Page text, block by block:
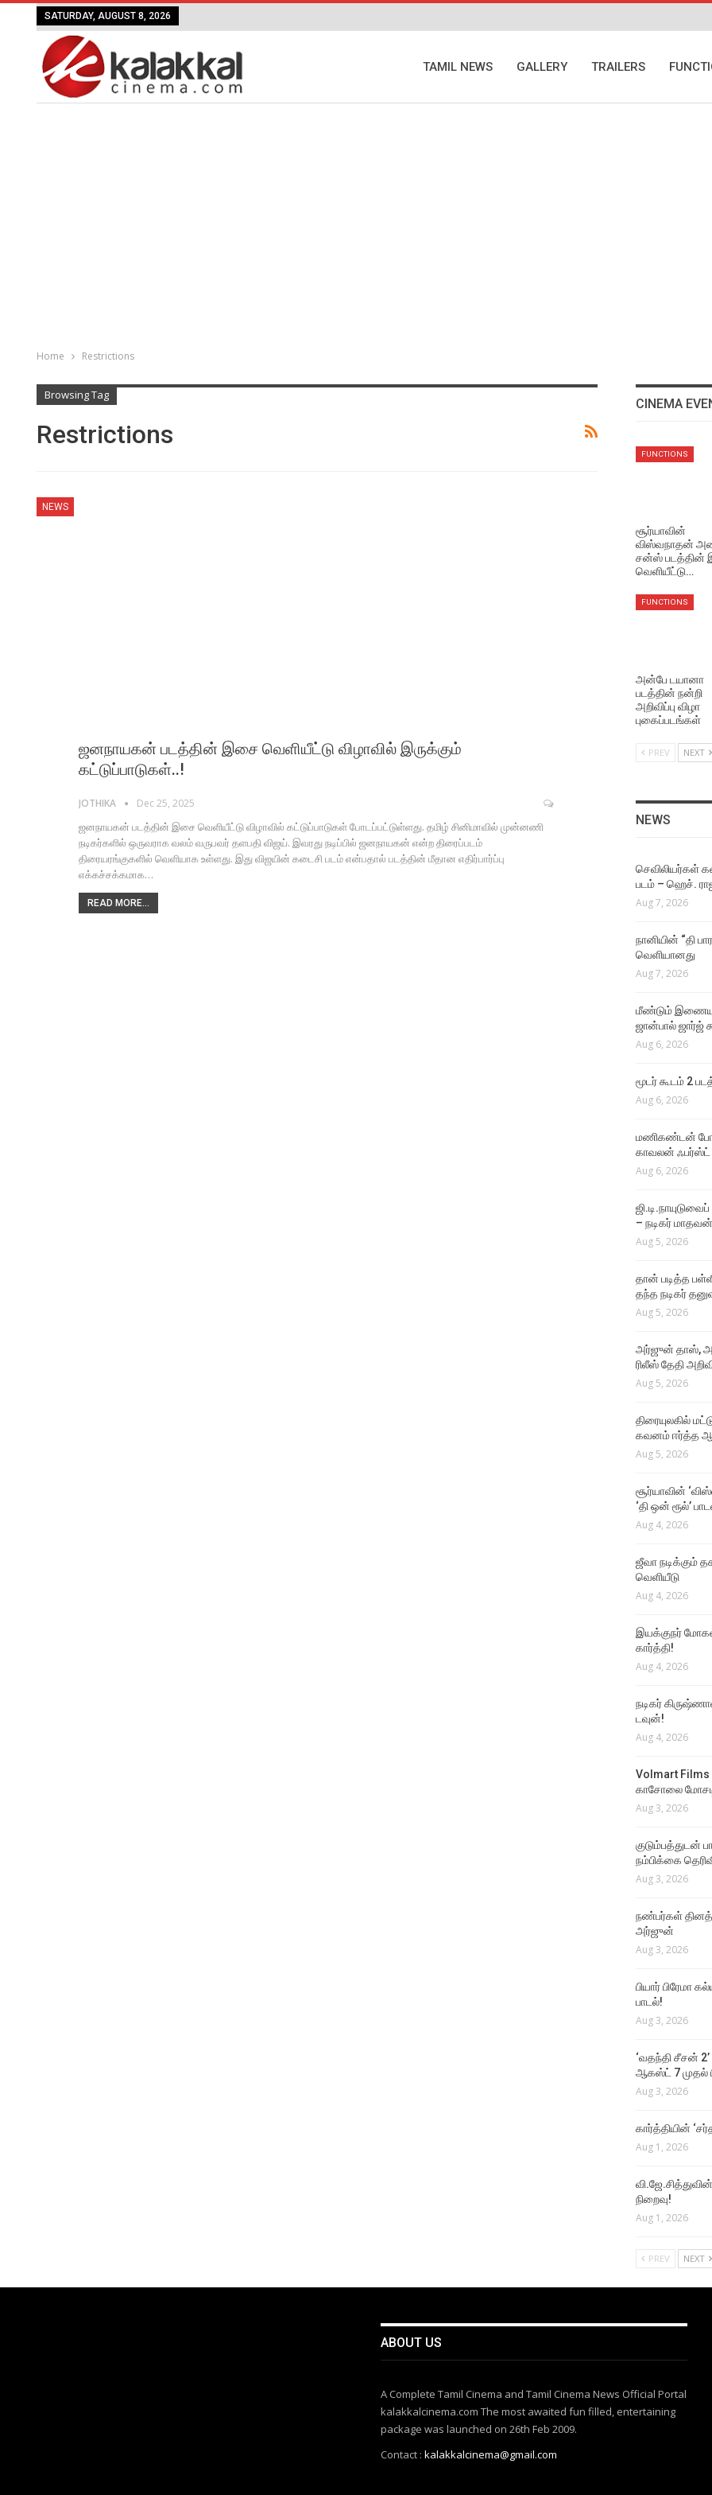
SATURDAY, AUGUST 8, 2026
TAMIL NEWS GALLERY TRAILERS
Home Restrictions
Browsing Tag
Restrictions
NEWS
ஜனநாயகன் படத்தின் இசை வெளியீட்டு விழாவில் இருக்கும்
கட்டுப்பாடுகள்..!
JOTHIKA Dec 25, 2025
ஜனநாயகன் படத்தின் இசை வெளியீட்டு விழாவில் கட்டுப்பாடுகள் போடப்பட்டுள்ளது. தமிழ் சினிமாவில் முன்னணி
நடிகர்களில் ஒருவராக வலம் வருபவர் தளபதி விஜய். இவரது நடிப்பில் ஜனநாயகன் என்ற திரைப்படம்
திரையரங்குகளில் வெளியாக உள்ளது. இது விஜயின் கடைசி படம் என்பதால் படத்தின் மீதான எதிர்பார்ப்பு
எக்கச்சக்கமாக…
READ MORE...
CINEMA
FUNCTIONS
சூர்யாவின்
விஸ்வநாதன்
சன்ஸ் படத்தின்
வெளியீட்டு…
FUNCTIONS
அன்பே டயானா
படத்தின் நன்றி
அறிவிப்பு விழா
புகைப்படங்கள்
PREV NEXT
NEWS
செவிலியர்கள்
படம் – ஹெச்.
Aug 7, 2026
நானியின் “தி
வெளியானது
Aug 7, 2026
மீண்டும்
ஜான்பால் ஜார்ஜ்
Aug 6, 2026
மூடர் கூடம் 2
Aug 6, 2026
மணிகண்டன்
காவலன் ஃபர்ஸ்ட்
Aug 6, 2026
– நடிகர் மாதவன்
Aug 5, 2026
தான் படித்த
தந்த நடிகர்
Aug 5, 2026
அர்ஜுன் தாஸ்,
ரிலீஸ் தேதி
Aug 5, 2026
திரையுலகில்
கவனம் ஈர்த்த
Aug 5, 2026
சூர்யாவின்
‘தி ஒன் ரூல்’
Aug 4, 2026
ஜீவா நடிக்கும்
வெளியீடு
Aug 4, 2026
இயக்குநர்
கார்த்தி!
Aug 4, 2026
நடிகர்
டவுன்!
Aug 4, 2026
Volmart Films
காசோலை
Aug 3, 2026
குடும்பத்துடன்
நம்பிக்கை
Aug 3, 2026
நண்பர்கள்
அர்ஜுன்
Aug 3, 2026
பியார் பிரேமா
பாடல்!
Aug 3, 2026
‘வதந்தி சீசன் 2’
ஆகஸ்ட் 7 முதல்
Aug 3, 2026
கார்த்தியின்
Aug 1, 2026
வி.ஜே.சித்துவின்
நிறைவு!
Aug 1, 2026
PREV NEXT
EVENTS VIDEOS
EVENTS VIDEOS
முதல்வர் விஜய் செய்தது
சரியா தவறா ? மக்களின்
சன்ஸ்’ படத்தின் ‘தி ஒன் ரூல்’
பாடல் வெளியீடு!
இயக்குநர் மோகன் ராஜா
இயக்கத்தில் நடிக்கும்
நடிகர் கிருஷ்ணாவின் 25வது
படம் மர்டர் இன் டவுன்!
VIDEO SONGS
Rathatha Thaa Lyrical
ABOUT US
A Complete Tamil Cinema and Tamil Cinema News Official Portal
kalakkalcinema.com The most awaited fun filled, entertaining
package was launched on 26th Feb 2009.
Contact :kalakkalcinema@gmail.com